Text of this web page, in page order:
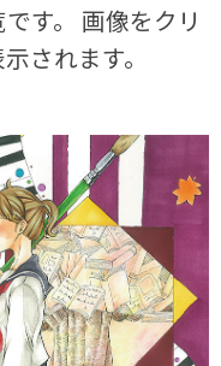
す。 画像をクリ
されます。